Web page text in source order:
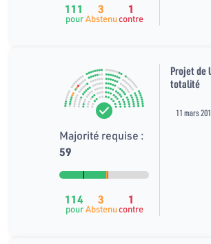
111
pour
3
Abstenu
1
contre
Majorité requise :
59
114
pour
3
Abstenu
1
contre
Projet de
totalité
11 mars